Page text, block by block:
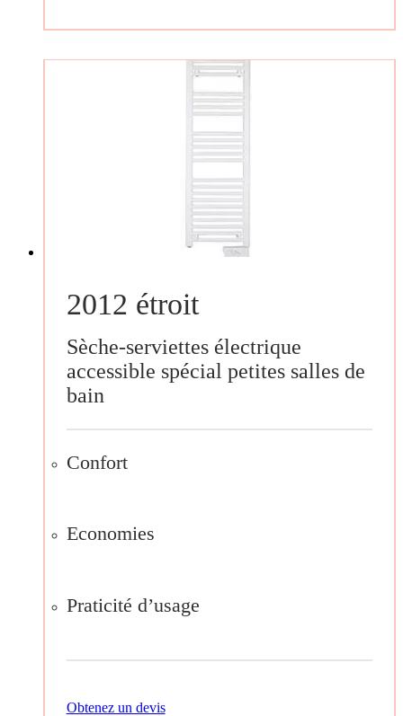
2012 étroit
Sèche-serviettes électrique
accessible spécial petites salles de
bain
Confort
Economies
Praticité d’usage
Obtenez un devis